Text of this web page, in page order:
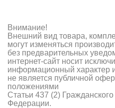
Аппаратура и электроника
Аккумуляторы и батарейки
Зарядные устройства и блоки
Двигатели
Внимание!
Внешний вид товара,
могут изменяться
без предварительных
интернет-сайт носит
информационный характер
не является публичной
положениями
Статьи 437 (2)
Федерации.